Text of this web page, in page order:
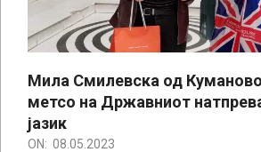
Мила Смилевска од
метсо на Државниот
јазик
ON: 08.05.2023